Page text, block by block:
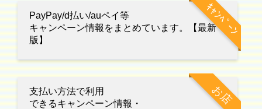
ｷｬﾝﾍﾟｰﾝ
PayPay/d払い/auペイ等
キャンペーン情報をまとめています。【最新
版】
お店
支払い方法で利用
できるキャンペーン情報・